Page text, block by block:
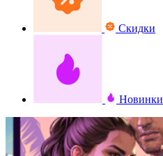
Скидки
Новинки